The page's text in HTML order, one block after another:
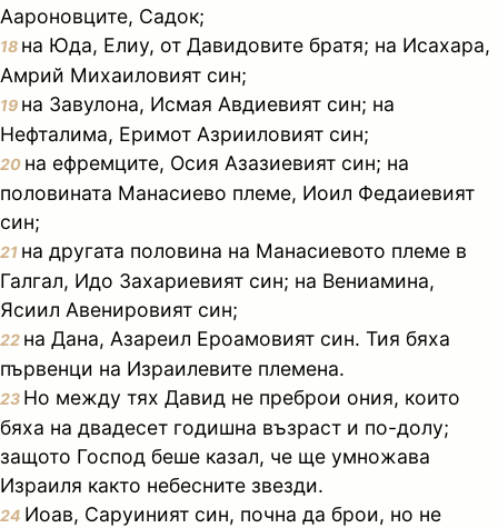
Аароновците, Садок;
18 на Юда, Елиу, от Давидовите братя; на Исахара,
Амрий Михаиловият син;
19 на Завулона, Исмая Авдиевият син; на
Нефталима, Еримот Азрииловият син;
20 на ефремците, Осия Азазиевият син; на
половината Манасиево племе, Иоил Федаиевият
син;
21 на другата половина на Манасиевото племе в
Галгал, Идо Захариевият син; на Вениамина,
Ясиил Авенировият син;
22 на Дана, Азареил Ероамовият син. Тия бяха
първенци на Израилевите племена.
23 Но между тях Давид не преброи ония, които
бяха на двадесет годишна възраст и по-долу;
защото Господ беше казал, че ще умножава
Израиля както небесните звезди.
24 Иоав, Саруиният син, почна да брои, но не